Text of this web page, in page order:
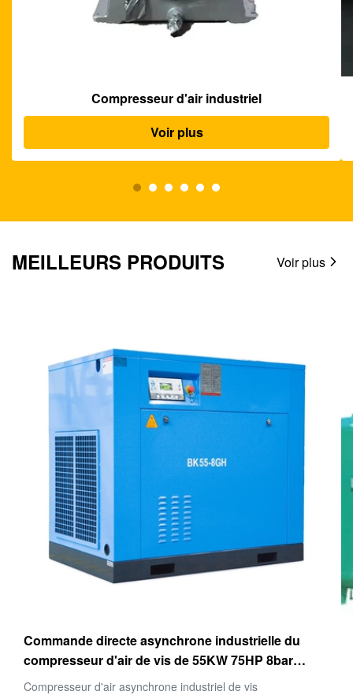
Compresseur d'air de vis
Voir plus
MEILLEURS PRODUITS Voir plus
Récepteur d'air intelligent pour le ³ de la cuve
d'expansion de compresseur/compresseur d'air
1.0m
Récepteur d'air intelligent pour le compresseur à vendre ! ³